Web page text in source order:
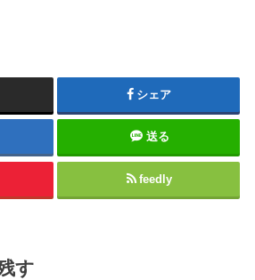
シェア
送る
feedly
す